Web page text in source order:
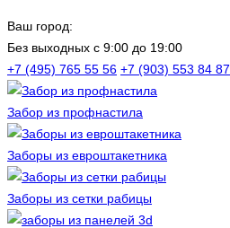
Ваш город:
Без выходных c 9:00 до 19:00
+7 (495) 765 55 56 +7 (903) 553 84 87
Забор из профнастила
Заборы из евроштакетника
Заборы из сетки рабицы